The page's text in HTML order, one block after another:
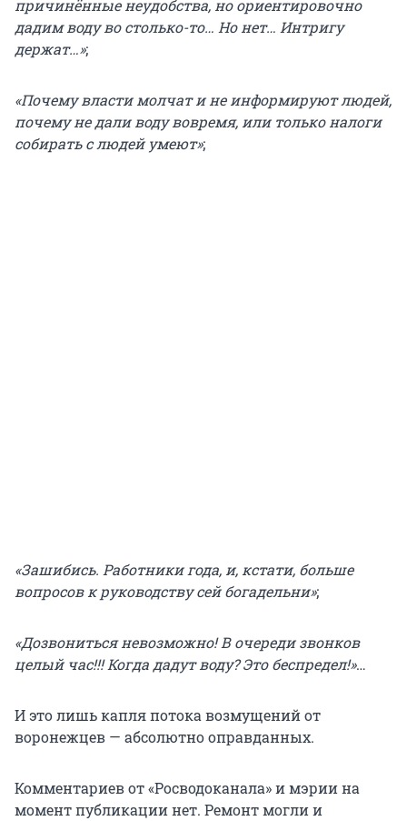
причинённые неудобства, но ориентировочно
дадим воду во столько-то… Но нет… Интригу
держат…»;
«Почему власти молчат и не информируют людей,
почему не дали воду вовремя, или только налоги
собирать с людей умеют»;
«Зашибись. Работники года, и, кстати, больше
вопросов к руководству сей богадельни»;
«Дозвониться невозможно! В очереди звонков
целый час!!! Когда дадут воду? Это беспредел!»…
И это лишь капля потока возмущений от
воронежцев — абсолютно оправданных.
Комментариев от «Росводоканала» и мэрии на
момент публикации нет. Ремонт могли и